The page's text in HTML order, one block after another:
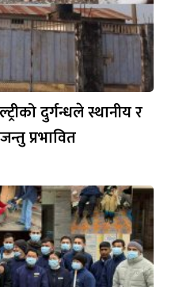
दुर्गन्धले स्थानीय र
प्रभावित